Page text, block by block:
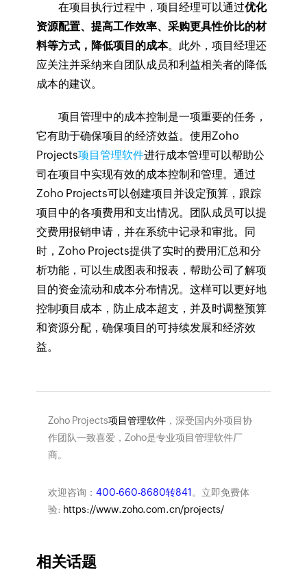
在项目执行过程中，项目经理可以通过优化
资源配置、提高工作效率、采购更具性价比的材
料等方式，降低项目的成本。此外，项目经理还
应关注并采纳来自团队成员和利益相关者的降低
成本的建议。
项目管理中的成本控制是一项重要的任务，
它有助于确保项目的经济效益。使用Zoho
Projects项目管理软件进行成本管理可以帮助公
司在项目中实现有效的成本控制和管理。通过
Zoho Projects可以创建项目并设定预算，跟踪
项目中的各项费用和支出情况。团队成员可以提
交费用报销申请，并在系统中记录和审批。同
时，Zoho Projects提供了实时的费用汇总和分
析功能，可以生成图表和报表，帮助公司了解项
目的资金流动和成本分布情况。这样可以更好地
控制项目成本，防止成本超支，并及时调整预算
和资源分配，确保项目的可持续发展和经济效
益。
Zoho Projects项目管理软件，深受国内外项目协
作团队一致喜爱，Zoho是专业项目管理软件厂
商。
欢迎咨询： 400-660-8680转841 。立即免费体
验: https://www.zoho.com.cn/projects/
相关话题